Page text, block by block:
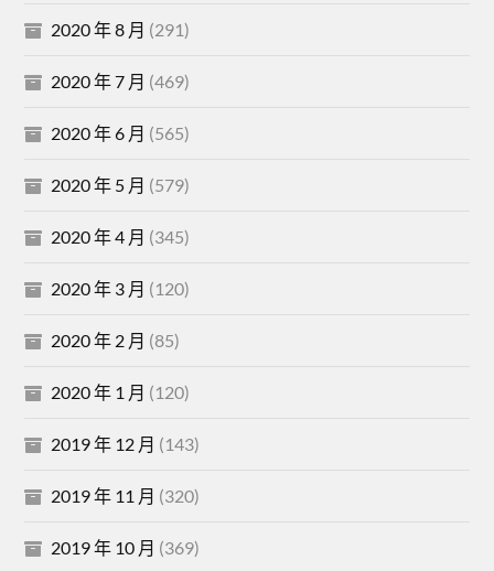
2020 年 8 月 (291)
2020 年 7 月 (469)
2020 年 6 月 (565)
2020 年 5 月 (579)
2020 年 4 月 (345)
2020 年 3 月 (120)
2020 年 2 月 (85)
2020 年 1 月 (120)
2019 年 12 月 (143)
2019 年 11 月 (320)
2019 年 10 月 (369)